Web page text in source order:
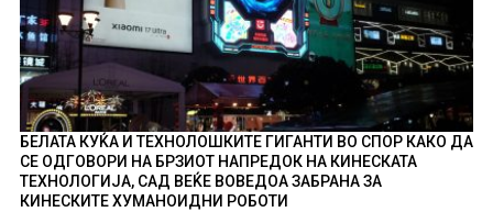
БЕЛАТА КУЌА И ТЕХНОЛОШКИТЕ ГИГАНТИ ВО СПОР КАКО ДА
СЕ ОДГОВОРИ НА БРЗИОТ НАПРЕДОК НА КИНЕСКАТА
ТЕХНОЛОГИЈА, САД ВЕЌЕ ВОВЕДОА ЗАБРАНА ЗА
КИНЕСКИТЕ ХУМАНОИДНИ РОБОТИ